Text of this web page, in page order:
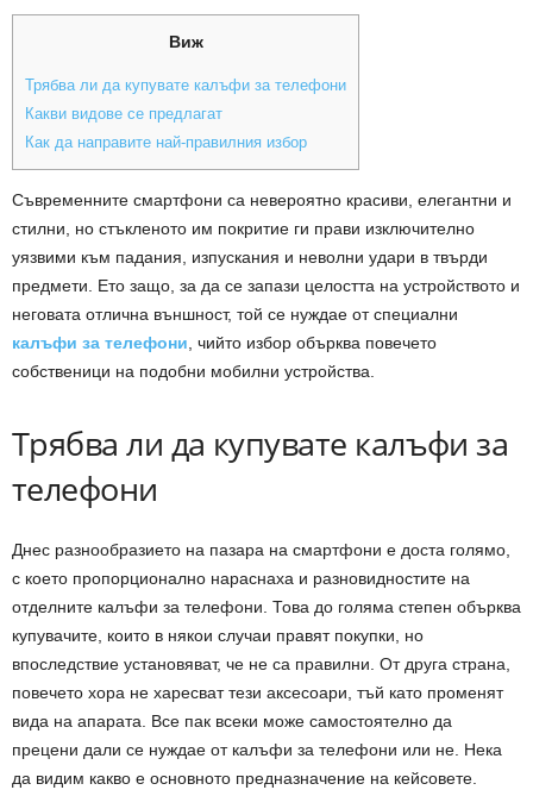
Виж
Трябва ли да купувате калъфи за телефони
Какви видове се предлагат
Как да направите най-правилния избор
Съвременните смартфони са невероятно красиви, елегантни и
стилни, но стъкленото им покритие ги прави изключително
уязвими към падания, изпускания и неволни удари в твърди
предмети. Ето защо, за да се запази целостта на устройството и
неговата отлична външност, той се нуждае от специални
калъфи за телефони , чийто избор обърква повечето
собственици на подобни мобилни устройства.
Трябва ли да купувате калъфи за
телефони
Днес разнообразието на пазара на смартфони е доста голямо,
с което пропорционално нараснаха и разновидностите на
отделните калъфи за телефони. Това до голяма степен обърква
купувачите, които в някои случаи правят покупки, но
впоследствие установяват, че не са правилни. От друга страна,
повечето хора не харесват тези аксесоари, тъй като променят
вида на апарата. Все пак всеки може самостоятелно да
прецени дали се нуждае от калъфи за телефони или не. Нека
да видим какво е основното предназначение на кейсовете.